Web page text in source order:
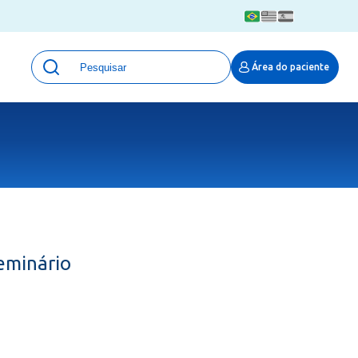
Área do paciente
Unidades
Qualidade e Segurança em saúde